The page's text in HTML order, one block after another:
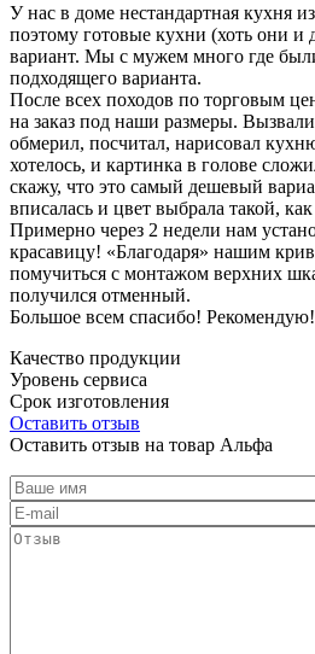
У нас в доме нестандартная кухня
поэтому готовые кухни (хоть они
вариант. Мы с мужем много где
подходящего варианта.
После всех походов по торговым
на заказ под наши размеры.
обмерил, посчитал, нарисовал
хотелось, и картинка в голове
скажу, что это самый дешевый
вписалась и цвет выбрала такой,
Примерно через 2 недели нам
красавицу! «Благодаря» нашим
помучиться с монтажом верхних
получился отменный.
Большое всем спасибо! Рекомендую!
Качество продукции
Уровень сервиса
Срок изготовления
Оставить отзыв
Оставить отзыв на товар Альфа